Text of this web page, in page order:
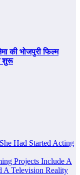
की भोजपुरी फिल्म
शुरू
Had Started Acting
Projects Include A
A Television Reality